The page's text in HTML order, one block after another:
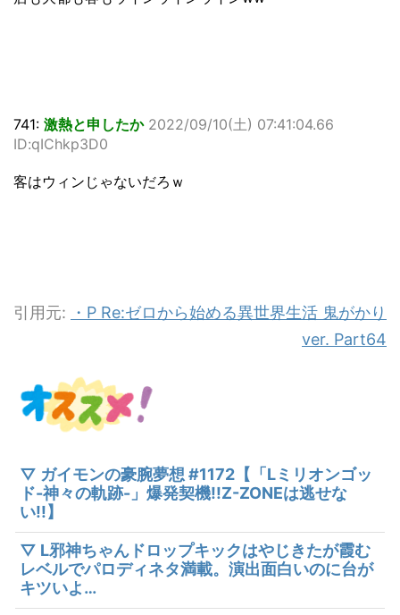
741: 激熱と申したか 2022/09/10(土) 07:41:04.66
ID:qIChkp3D0
客はウィンじゃないだろｗ
引用元:
・P Re:ゼロから始める異世界生活 鬼がかり
ver. Part64
▽ ガイモンの豪腕夢想 #1172【「Lミリオンゴッ
ド-神々の軌跡-」爆発契機!!Z-ZONEは逃せな
い!!】
▽ L邪神ちゃんドロップキックはやじきたが霞む
レベルでパロディネタ満載。演出面白いのに台が
キツいよ…